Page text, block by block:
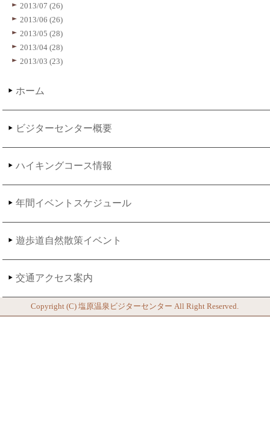
2013/07 (26)
2013/06 (26)
2013/05 (28)
2013/04 (28)
2013/03 (23)
ホーム
ビジターセンター概要
ハイキングコース情報
年間イベントスケジュール
遊歩道自然散策イベント
交通アクセス案内
Copyright (C)塩原温泉ビジターセンター All Right Reserved.